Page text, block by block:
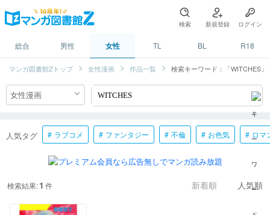
検索 新規登録 ログイン
総合 男性 女性 TL BL R18
マンガ図書館Zトップ 女性漫画 作品一覧 検索キーワード：「WITCHES」
人気タグ ラブコメ ファンタジー 不倫 お色気 ロマ
検索結果:1 件 新着順 人気順